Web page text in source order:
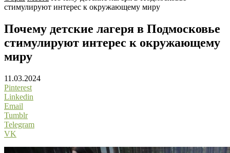
стимулируют интерес к окружающему миру
Почему детские лагеря в Подмосковье
стимулируют интерес к окружающему
миру
11.03.2024
Pinterest
Linkedin
Email
Tumblr
Telegram
VK